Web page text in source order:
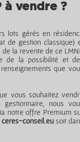
à vendre ?
lots gérés en
de gestion classique)
la revente de ce
de la possibilité et
que
vous souhaitez
nous
notre offre Premium
ceres-conseil.eusoit